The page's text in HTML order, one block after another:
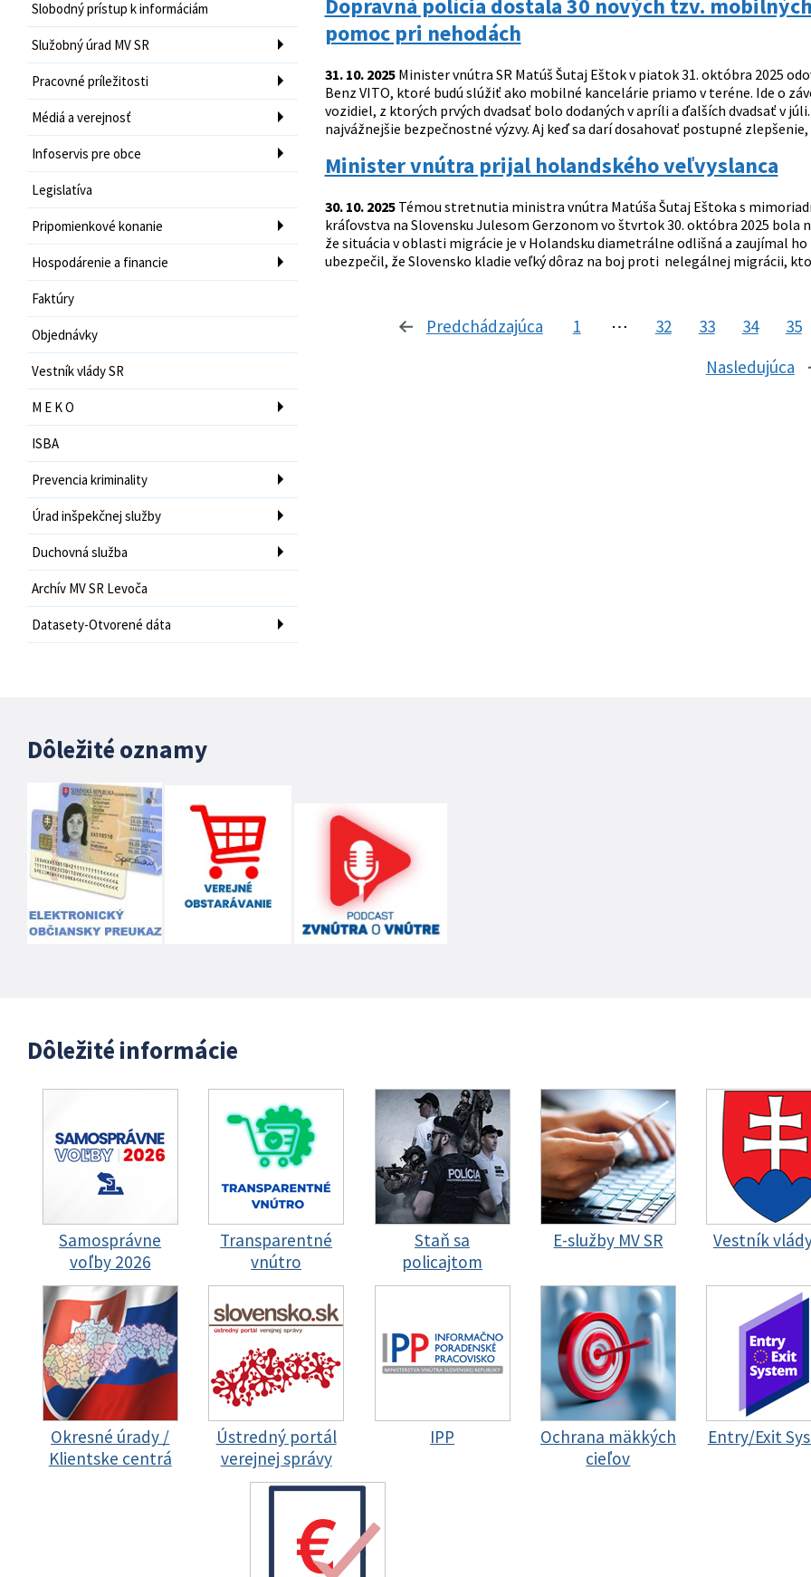
Slobodný prístup k informáciám
Služobný úrad MV SR
Pracovné príležitosti
Médiá a verejnosť
Infoservis pre obce
Legislatíva
Pripomienkové konanie
Hospodárenie a financie
Faktúry
Objednávky
Vestník vlády SR
M E K O
ISBA
Prevencia kriminality
Úrad inšpekčnej služby
Duchovná služba
Archív MV SR Levoča
Datasety-Otvorené dáta
Dopravná polícia dostala 30 nových tzv.
pomoc pri nehodách
31. 10. 2025Minister vnútra SR Matúš Šutaj Eštok v piatok 31. októbra 2025
Benz VITO, ktoré budú slúžiť ako mobilné kancelárie priamo v teréne. Ide o
vozidiel, z ktorých prvých dvadsať bolo dodaných v apríli a ďalších dvadsať v
najvážnejšie bezpečnostné výzvy. Aj keď sa darí dosahovať postupné
Minister vnútra prijal holandského veľvyslanca
30. 10. 2025Témou stretnutia ministra vnútra Matúša Šutaj Eštoka s
kráľovstva na Slovensku Julesom Gerzonom vo štvrtok 30. októbra 2025
že situácia v oblasti migrácie je v Holandsku diametrálne odlišná a zaujímal
ubezpečil, že Slovensko kladie veľký dôraz na boj proti nelegálnej migrácii,
Predchádzajúca stránka
1 ⋯ 32 33 34 35
Nasledujúca
Dôležité oznamy
Dôležité informácie
Samosprávne
voľby 2026
Transparentné
vnútro
Staň sa
policajtom
E-služby MV SR Vestník
Okresné úrady /
Klientske centrá
Ústredný portál
verejnej správy
IPP
Ochrana mäkkých
cieľov
Entry/Exit